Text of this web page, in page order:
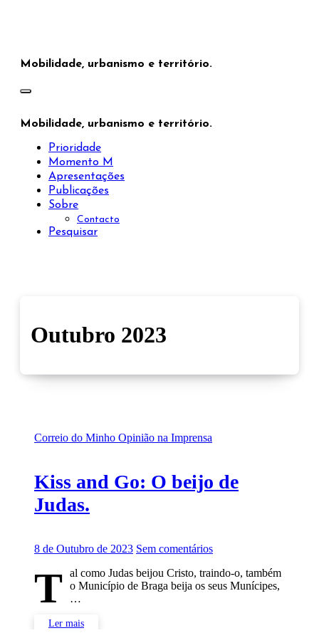
Mobilidade, urbanismo e território.
Mobilidade, urbanismo e território.
Prioridade
Momento M
Apresentações
Publicações
Sobre
Contacto
Pesquisar
Outubro 2023
Correio do Minho Opinião na Imprensa
Kiss and Go: O beijo de
Judas.
8 de Outubro de 2023 Sem comentários
T al como Judas beijou Cristo, traindo-o, também
o Município de Braga beija os seus Munícipes,
…
Ler mais